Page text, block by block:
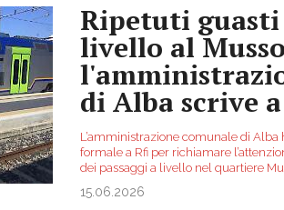
Ripetuti guasti
livello al
di Alba scrive
L’amministrazione comunale di
formale a Rfi per richiamare
dei passaggi a livello nel quartiere
15.06.2026